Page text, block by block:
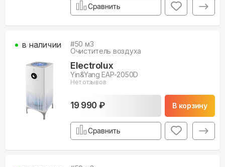
Сравнить
#50 м3
Очиститель воздуха
Electrolux
Yin&Yang EAP-2050D
Нет отзывов
19 990 ₽ В корзину
в наличии
Сравнить